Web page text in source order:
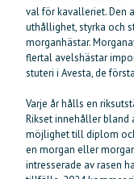
val för kavalleriet. Den
uthållighet, styrka och
morganhästar.
flertal avelshästar
stuteri i Avesta, de
Varje år hålls en
Rikset innehåller bland
möjlighet till diplom
en morgan eller
intresserade av rasen